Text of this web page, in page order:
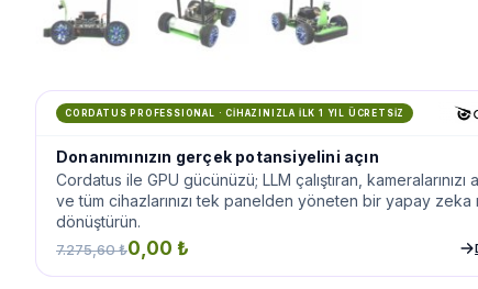
CORDATUS PROFESSIONAL · CİHAZINIZLA İLK 1 YIL ÜCRETSİZ
Donanımınızın gerçek potansiyelini açın
Cordatus ile GPU gücünüzü; LLM çalıştıran, kameralarınızı
ve tüm cihazlarınızı tek panelden yöneten bir yapay zeka
dönüştürün.
7.275,60 ₺0,00 ₺